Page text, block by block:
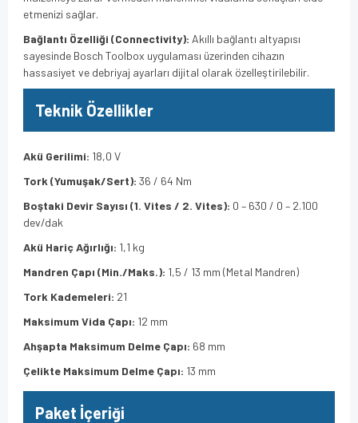
etmenizi sağlar.
Bağlantı Özelliği (Connectivity): Akıllı bağlantı altyapısı
sayesinde Bosch Toolbox uygulaması üzerinden cihazın
hassasiyet ve debriyaj ayarları dijital olarak özelleştirilebilir.
Teknik Özellikler
Akü Gerilimi: 18,0 V
Tork (Yumuşak/Sert): 36 / 64 Nm
Boştaki Devir Sayısı (1. Vites / 2. Vites): 0 – 630 / 0 – 2.100
dev/dak
Akü Hariç Ağırlığı: 1,1 kg
Mandren Çapı (Min./Maks.): 1,5 / 13 mm (Metal Mandren)
Tork Kademeleri: 21
Maksimum Vida Çapı: 12 mm
Ahşapta Maksimum Delme Çapı: 68 mm
Çelikte Maksimum Delme Çapı: 13 mm
Paket İçeriği